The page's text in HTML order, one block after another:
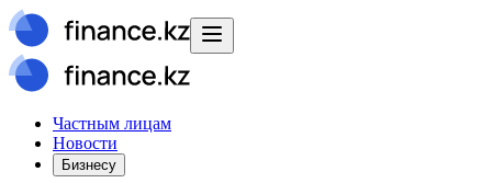
Частным лицам
Новости
Бизнесу